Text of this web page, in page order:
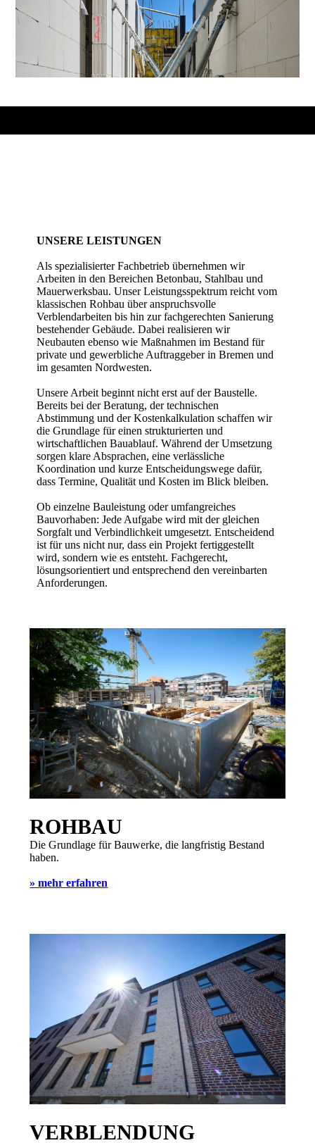
UNSERE LEISTUNGEN
Als spezialisierter Fachbetrieb übernehmen wir
Arbeiten in den Bereichen Betonbau, Stahlbau und
Mauerwerksbau. Unser Leistungsspektrum reicht vom
klassischen Rohbau über anspruchsvolle
Verblendarbeiten bis hin zur fachgerechten Sanierung
bestehender Gebäude. Dabei realisieren wir
Neubauten ebenso wie Maßnahmen im Bestand für
private und gewerbliche Auftraggeber in Bremen und
im gesamten Nordwesten.
Unsere Arbeit beginnt nicht erst auf der Baustelle.
Bereits bei der Beratung, der technischen
Abstimmung und der Kostenkalkulation schaffen wir
die Grundlage für einen strukturierten und
wirtschaftlichen Bauablauf. Während der Umsetzung
sorgen klare Absprachen, eine verlässliche
Koordination und kurze Entscheidungswege dafür,
dass Termine, Qualität und Kosten im Blick bleiben.
Ob einzelne Bauleistung oder umfangreiches
Bauvorhaben: Jede Aufgabe wird mit der gleichen
Sorgfalt und Verbindlichkeit umgesetzt. Entscheidend
ist für uns nicht nur, dass ein Projekt fertiggestellt
wird, sondern wie es entsteht. Fachgerecht,
lösungsorientiert und entsprechend den vereinbarten
Anforderungen.
ROHBAU
Die Grundlage für Bauwerke, die langfristig Bestand
haben.
» mehr erfahren
VERBLENDUNG